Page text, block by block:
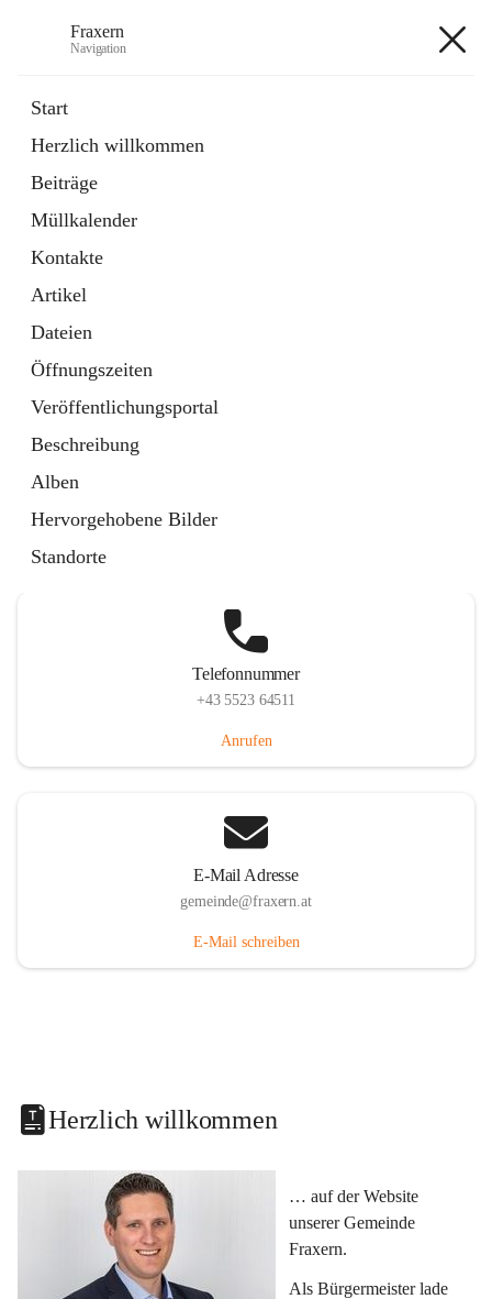
Fraxern
Navigation
Start
Herzlich willkommen
Beiträge
Müllkalender
Kontakte
Artikel
Dateien
Öffnungszeiten
Veröffentlichungsportal
Beschreibung
Alben
Hervorgehobene Bilder
Standorte
Ordner
in
Tab
Formulare
Artikel
öffnet
in
neuem
Tab
Telefonnummer
+43 5523 64511
Anrufen
E-Mail Adresse
gemeinde@fraxern.at
E-Mail schreiben
Herzlich willkommen
… auf der Website
unserer Gemeinde
Fraxern.
Als Bürgermeister lade